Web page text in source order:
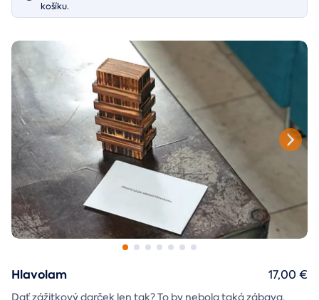
košíku.
Hlavolam
Dať zážitkový darček len tak? To by nebola taká zábava.
17,00 €